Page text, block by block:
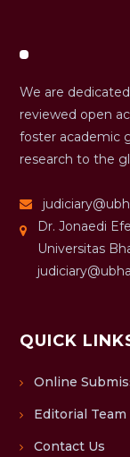
We are
reviewed open
foster academic
research to the
Dr. Jonaedi
Universitas
QUICK
Online
Editorial Team
Contact Us